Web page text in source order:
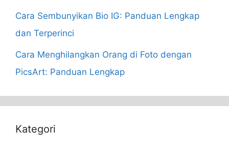
Cara Sembunyikan Bio IG: Panduan Lengkap
dan Terperinci
Cara Menghilangkan Orang di Foto dengan
PicsArt: Panduan Lengkap
Kategori